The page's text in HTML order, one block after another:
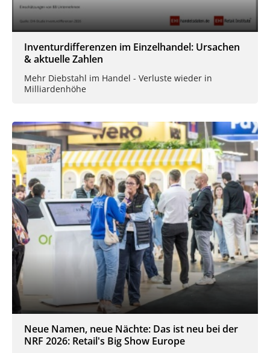
Inventurdifferenzen im Einzelhandel: Ursachen
& aktuelle Zahlen
Mehr Diebstahl im Handel - Verluste wieder in
Milliardenhöhe
Neue Namen, neue Nächte: Das ist neu bei der
NRF 2026: Retail's Big Show Europe